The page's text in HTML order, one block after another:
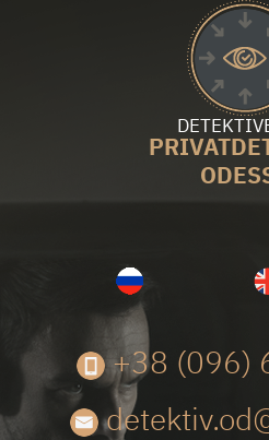
+38 (096)